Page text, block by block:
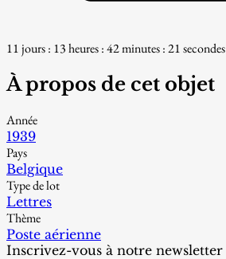
11 jours : 13 heures : 42 minutes : 20 secondes
À propos de cet objet
Année
1939
Pays
Belgique
Type de lot
Lettres
Thème
Poste aérienne
Inscrivez-vous à notre newsletter